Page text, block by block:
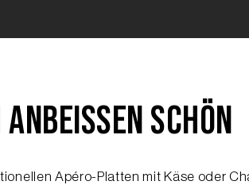
SCHÖN
Apéro-Platten mit Käse oder